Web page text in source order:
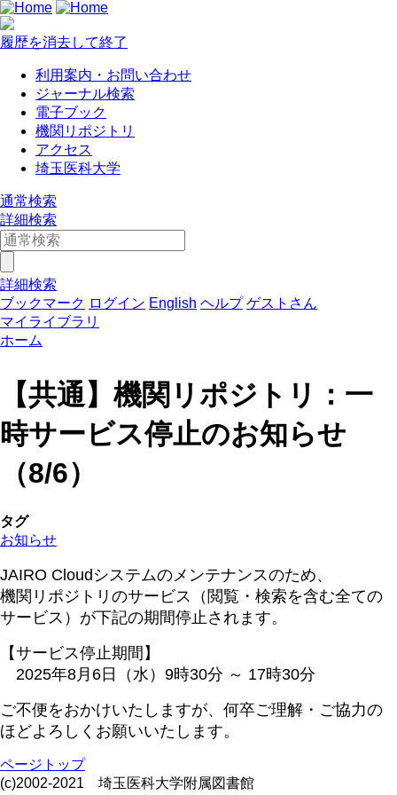
履歴を消去して終了
利用案内・お問い合わせ
ジャーナル検索
電子ブック
機関リポジトリ
アクセス
埼玉医科大学
通常検索
詳細検索
詳細検索
ブックマーク ログイン English ヘルプ ゲストさん
マイライブラリ
ホーム
【共通】機関リポジトリ：一
時サービス停止のお知らせ
（8/6）
タグ
お知らせ
JAIRO Cloudシステムのメンテナンスのため、
機関リポジトリのサービス（閲覧・検索を含む全ての
サービス）が下記の期間停止されます。
【サービス停止期間】
2025年8月6日（水）9時30分 ～ 17時30分
ご不便をおかけいたしますが、何卒ご理解・ご協力の
ほどよろしくお願いいたします。
ページトップ
(c)2002-2021 埼玉医科大学附属図書館